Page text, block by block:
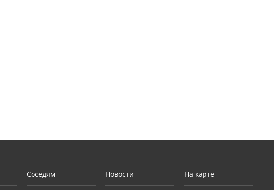
Соседям Новости На карте